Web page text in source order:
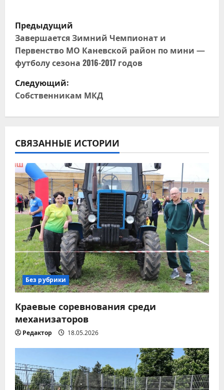
Н
а
в
и
г
ц
и
я
п
о
з
а
п
и
с
я
м
Предыдущий
Завершается Зимний Чемпионат и
Первенство МО Каневской район по мини —
футболу сезона 2016-2017 годов
Следующий:
Собственникам МКД
СВЯЗАННЫЕ ИСТОРИИ
Без рубрики
Краевые соревнования среди
механизаторов
Редактор 18.05.2026